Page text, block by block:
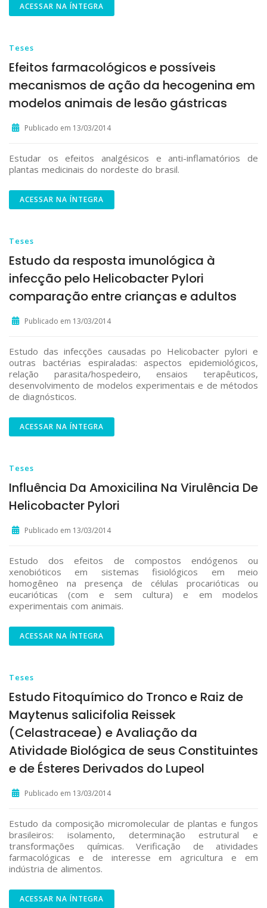
ACESSAR NA ÍNTEGRA
Teses
Efeitos farmacológicos e possíveis
mecanismos de ação da hecogenina em
modelos animais de lesão gástricas
Publicado em 13/03/2014
Estudar os efeitos analgésicos e anti-inflamatórios de
plantas medicinais do nordeste do brasil.
ACESSAR NA ÍNTEGRA
Teses
Estudo da resposta imunológica à
infecção pelo Helicobacter Pylori
comparação entre crianças e adultos
Publicado em 13/03/2014
Estudo das infecções causadas po Helicobacter pylori e
outras bactérias espiraladas: aspectos epidemiológicos,
relação parasita/hospedeiro, ensaios terapêuticos,
desenvolvimento de modelos experimentais e de métodos
de diagnósticos.
ACESSAR NA ÍNTEGRA
Teses
Influência Da Amoxicilina Na Virulência De
Helicobacter Pylori
Publicado em 13/03/2014
Estudo dos efeitos de compostos endógenos ou
xenobióticos em sistemas fisiológicos em meio
homogêneo na presença de células procarióticas ou
eucarióticas (com e sem cultura) e em modelos
experimentais com animais.
ACESSAR NA ÍNTEGRA
Teses
Estudo Fitoquímico do Tronco e Raiz de
Maytenus salicifolia Reissek
(Celastraceae) e Avaliação da
Atividade Biológica de seus Constituintes
e de Ésteres Derivados do Lupeol
Publicado em 13/03/2014
Estudo da composição micromolecular de plantas e fungos
brasileiros: isolamento, determinação estrutural e
transformações químicas. Verificação de atividades
farmacológicas e de interesse em agricultura e em
indústria de alimentos.
ACESSAR NA ÍNTEGRA